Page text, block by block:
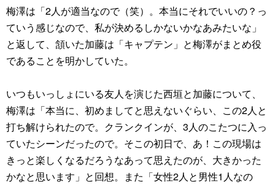
梅澤は「2人が適当なので（笑）。本当にそれでいいの？っ
ていう感じなので、私が決めるしかないかなあみたいな」
と返して、頷いた加藤は「キャプテン」と梅澤がまとめ役
であることを明かしていた。
いつもいっしょにいる友人を演じた西垣と加藤について、
梅澤は「本当に、初めましてと思えないぐらい、この2人と
打ち解けられたので。クランクインが、3人のこたつに入っ
ていたシーンだったので。そこの初日で、あ！この現場は
きっと楽しくなるだろうなあって思えたのが、大きかった
かなと思います」と回想。また「女性2人と男性1人なの